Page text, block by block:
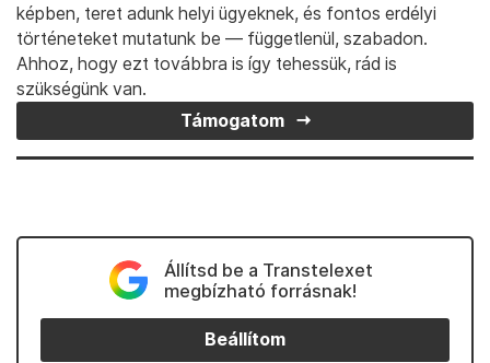
képben, teret adunk helyi ügyeknek, és fontos erdélyi
történeteket mutatunk be — függetlenül, szabadon.
Ahhoz, hogy ezt továbbra is így tehessük, rád is
szükségünk van.
Támogatom
Állítsd be a Transtelexet
megbízható forrásnak!
Beállítom